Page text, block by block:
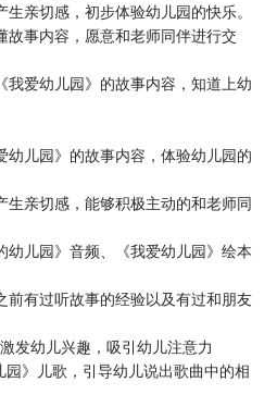
亲切感，初步体验幼儿园的快乐。
事内容，愿意和老师同伴进行交
爱幼儿园》的故事内容，知道上幼
儿园》的故事内容，体验幼儿园的
亲切感，能够积极主动的和老师同
儿园》音频、《我爱幼儿园》绘本
有过听故事的经验以及有过和朋友
幼儿兴趣，吸引幼儿注意力
》儿歌，引导幼儿说出歌曲中的相